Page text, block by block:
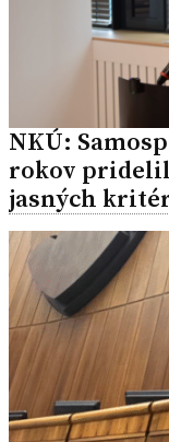
NKÚ:
rokov
jasných